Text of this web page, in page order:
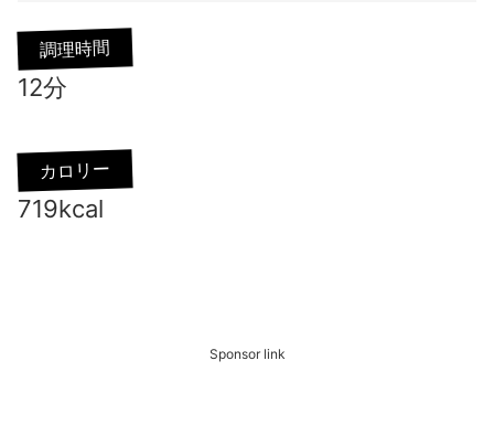
調理時間
12分
カロリー
719kcal
Sponsor link